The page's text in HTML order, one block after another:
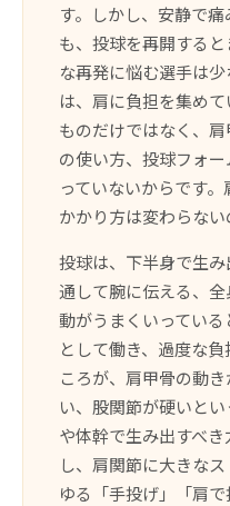
す。しかし、安静で
も、投球を再開する
な再発に悩む選手は
は、肩に負担を集め
ものだけではなく、
の使い方、投球フォ
っていないからです
かかり方は変わらない
投球は、下半身で生
通して腕に伝える、
動がうまくいっている
として働き、過度な
ころが、肩甲骨の動
い、股関節が硬いと
や体幹で生み出すべ
し、肩関節に大きな
ゆる「手投げ」「肩